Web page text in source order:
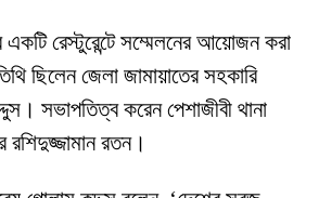
একটি রেস্টুরেন্টে সম্মেলনের আয়োজন করা
ছিলেন জেলা জামায়াতের সহকারি
সভাপতিত্ব করেন পেশাজীবী থানা
রশিদুজ্জামান রতন।